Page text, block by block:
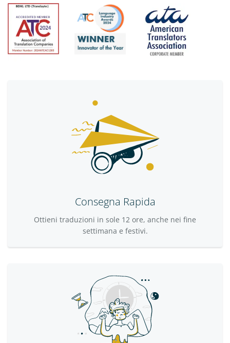
Consegna Rapida
Ottieni traduzioni in sole 12 ore, anche nei fine
settimana e festivi.